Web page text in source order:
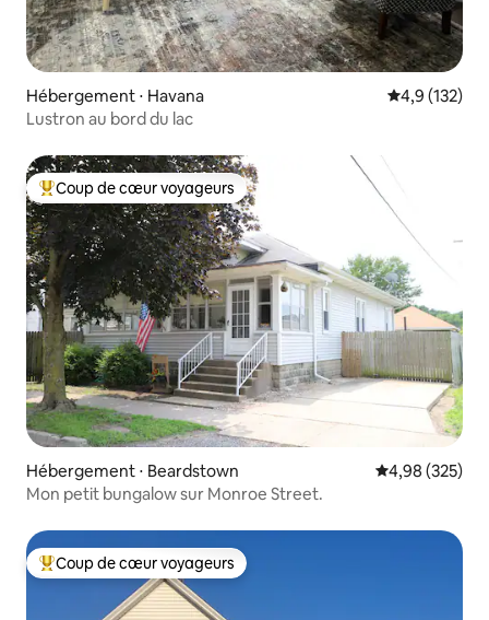
Hébergement ⋅ Havana Évaluation
4,9 (132)
Lustron au bord du lac
Coups de cœur voyageurs les plus appréciés
Coup de cœur voyageurs
Hébergement ⋅ Beardstown Évaluation
4,98 (325)
Mon petit bungalow sur Monroe Street.
Coups de cœur voyageurs les plus appréciés
Coup de cœur voyageurs